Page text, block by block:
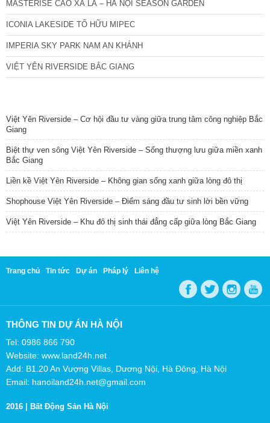
MASTERISE CAO XÀ LÁ – HÀ NỘI SEASON GARDEN
ICONIA LAKESIDE TỐ HỮU MIPEC
IMPERIA SKY PARK NAM AN KHÁNH
VIỆT YÊN RIVERSIDE BẮC GIANG
Việt Yên Riverside – Cơ hội đầu tư vàng giữa trung tâm công nghiệp Bắc
Giang
Biệt thự ven sông Việt Yên Riverside – Sống thượng lưu giữa miền xanh
Bắc Giang
Liền kề Việt Yên Riverside – Không gian sống xanh giữa lòng đô thị
Shophouse Việt Yên Riverside – Điểm sáng đầu tư sinh lời bền vững
Việt Yên Riverside – Khu đô thị sinh thái đẳng cấp giữa lòng Bắc Giang
Trang chủ Tin tức Dự án Pháp lý Liên hệ
THÔNG TIN DỰ ÁN HÀ NỘI
Tel: 0986 866 790
Website: www.land24h.net
Add: B1.20 An Vượng Villas, Dương Nội, Hà Đông, Hà Nội
Email: hanoiland24h.net@gmail.com
2016 | Bất Động Sản Hà Nội